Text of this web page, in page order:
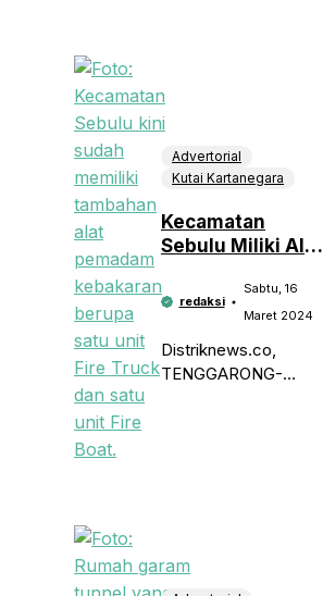
Advertorial
Kutai Kartanegara
Kecamatan
Sebulu Miliki Alat
Berupa Alat Fire
Boat dan Fire
Truck
redaksi
Sabtu, 16
Maret 2024
Distriknews.co,
TENGGARONG-
diberikan oleh
Pemkab